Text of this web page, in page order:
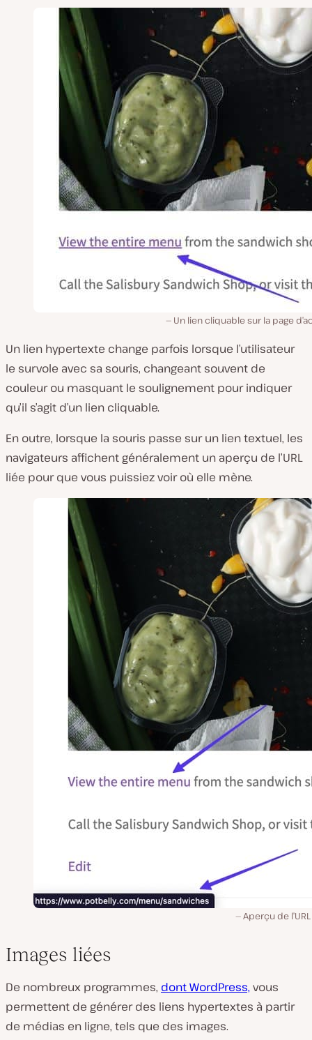
Un lien cliquable sur la page
Un lien hypertexte change parfois lorsque l’utilisateur
le survole avec sa souris, changeant souvent de
couleur ou masquant le soulignement pour indiquer
qu’il s’agit d’un lien cliquable.
En outre, lorsque la souris passe sur un lien textuel, les
navigateurs affichent généralement un aperçu de l’URL
liée pour que vous puissiez voir où elle mène.
Aperçu de
Images liées
De nombreux programmes, dont WordPress, vous
permettent de générer des liens hypertextes à partir
de médias en ligne, tels que des images.